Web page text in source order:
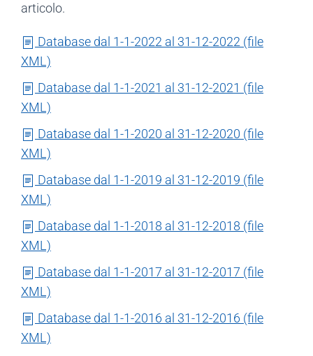
articolo.
Database dal 1-1-2022 al 31-12-2022 (file
XML)
Database dal 1-1-2021 al 31-12-2021 (file
XML)
Database dal 1-1-2020 al 31-12-2020 (file
XML)
Database dal 1-1-2019 al 31-12-2019 (file
XML)
Database dal 1-1-2018 al 31-12-2018 (file
XML)
Database dal 1-1-2017 al 31-12-2017 (file
XML)
Database dal 1-1-2016 al 31-12-2016 (file
XML)